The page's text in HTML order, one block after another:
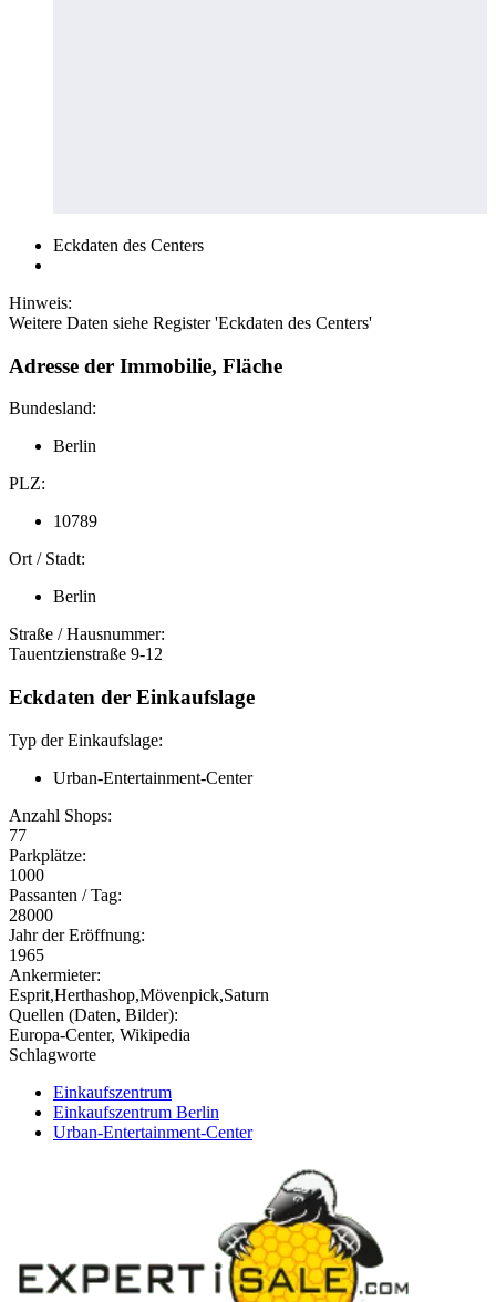
Eckdaten des Centers
Hinweis:
Weitere Daten siehe Register 'Eckdaten des Centers'
Adresse der Immobilie, Fläche
Bundesland:
Berlin
PLZ:
10789
Ort / Stadt:
Berlin
Straße / Hausnummer:
Tauentzienstraße 9-12
Eckdaten der Einkaufslage
Typ der Einkaufslage:
Urban-Entertainment-Center
Anzahl Shops:
77
Parkplätze:
1000
Passanten / Tag:
28000
Jahr der Eröffnung:
1965
Ankermieter:
Esprit,Herthashop,Mövenpick,Saturn
Quellen (Daten, Bilder):
Europa-Center, Wikipedia
Schlagworte
Einkaufszentrum
Einkaufszentrum Berlin
Urban-Entertainment-Center